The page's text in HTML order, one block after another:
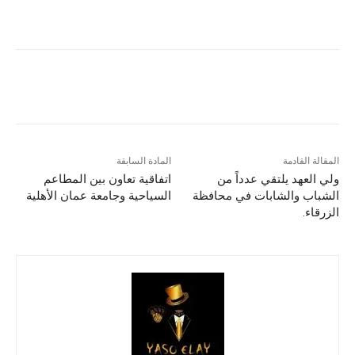
المادة السابقة
اتفاقية تعاون بين المطاعم
السياحية وجامعة عمان الأهلية
المقالة القادمة
ولي العهد يلتقي عدداً من
الشباب والشابات في محافظة
الزرقاء.